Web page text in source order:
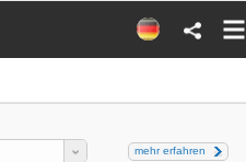
mehr erfahren